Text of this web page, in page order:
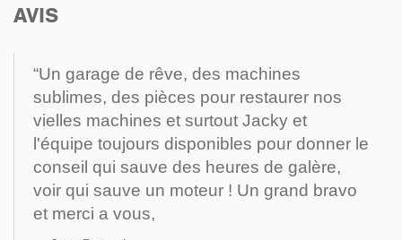
AVIS
“Un garage de rêve, des machines
sublimes, des pièces pour restaurer nos
vielles machines et surtout Jacky et
l'équipe toujours disponibles pour donner le
conseil qui sauve des heures de galère,
voir qui sauve un moteur ! Un grand bravo
et merci a vous,